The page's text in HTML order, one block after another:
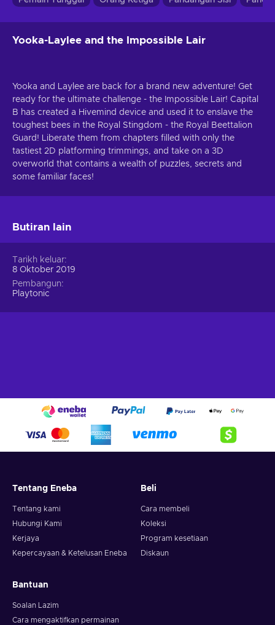
Yooka-Laylee and the Impossible Lair
Yooka and Laylee are back for a brand new adventure! Get
ready for the ultimate challenge - the Impossible Lair! Capital
B has created a Hivemind device and used it to enslave the
toughest bees in the Royal Stingdom - the Royal Beettalion
Guard! Liberate them from chapters filled with only the
tastiest 2D platforming trimmings, and take on a 3D
overworld that contains a wealth of puzzles, secrets and
some familiar faces!
Butiran lain
Tarikh keluar
8 Oktober 2019
Pembangun
Playtonic
Tentang Eneba
Tentang kami
Hubungi Kami
Kerjaya
Kepercayaan & Ketelusan Eneba
Beli
Cara membeli
Koleksi
Program kesetiaan
Diskaun
Bantuan
Soalan Lazim
Cara mengaktifkan permainan